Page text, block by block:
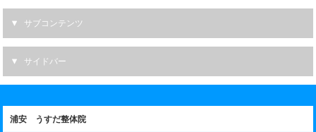
サブコンテンツ
サイドバー
浦安 うすだ整体院